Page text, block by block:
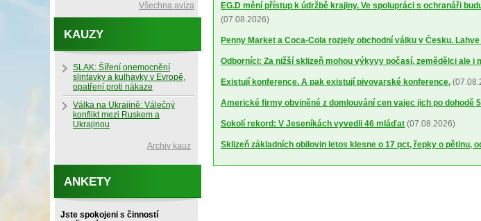
EG.D mění přístup k údržbě krajiny. Ve spolupráci s ochranáři
(07.08.2026)
Penny Market a Coca-Cola rozjely obchodní válku v Česku.
Odborníci: Za nižší sklizeň mohou výkyvy počasí, zemědělci ale i
Existují konference. A pak existují pivovarské konference.
Americké firmy obviněné z domlouvání cen vajec jich po dohodě
Sokolí rekord: V Jeseníkách vyvedli 46 mláďat (07.08.2026)
Sklizeň základních obilovin letos klesne o 17 pct, řepky o pětinu,
Všechna avíza
KAUZY
SLAK: Šíření onemocnění
slintavky a kulhavky v Evropě,
opatření proti nákaze
Válka na Ukrajině: Válečný
konflikt mezi Ruskem a
Ukrajinou
Archiv kauz
ANKETY
Jste spokojeni s činností